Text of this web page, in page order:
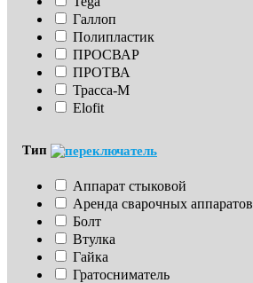
Галлоп
Полипластик
ПРОСВАР
ПРОТВА
Трасса-М
Elofit
Тип
Аппарат стыковой
Аренда сварочных аппаратов
Болт
Втулка
Гайка
Гратосниматель